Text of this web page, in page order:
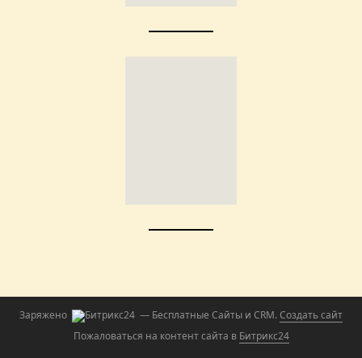
Заряжено — Бесплатные Сайты и CRM.Создать сайт
Пожаловаться на контент cайта в Битрикс24